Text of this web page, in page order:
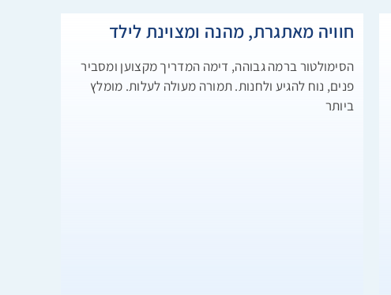
חוויה מאתגרת, מהנה ומצוינת לילד
הסימולטור ברמה גבוהה, דימה המדריך מקצוען ומסביר
פנים, נוח להגיע ולחנות. תמורה מעולה לעלות. מומלץ
ביותר